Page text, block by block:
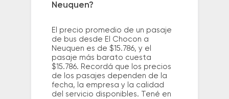
Neuquen?
El precio promedio de un pasaje
de bus desde El Chocon a
Neuquen es de $15.786, y el
pasaje más barato cuesta
$15.786. Recordá que los precios
de los pasajes dependen de la
fecha, la empresa y la calidad
del servicio disponibles. Tené en